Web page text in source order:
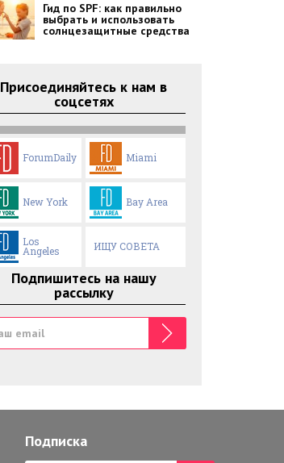
Гид по SPF: как правильно
выбрать и использовать
солнцезащитные средства
Присоединяйтесь к нам в
соцсетях
ForumDaily Miami
New York Bay Area
Los
Angeles ИЩУ СОВЕТА
Подпишитесь на нашу
рассылку
Подписка